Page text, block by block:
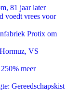
81 jaar later
voedt vrees voor
Protix om
VS
meer
Gereedschapskist